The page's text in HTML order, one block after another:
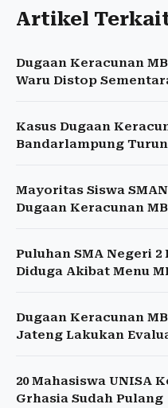
Artikel
Dugaan Keracunan
Waru Distop
Kasus Dugaan
Bandarlampung
Mayoritas Siswa
Dugaan Keracunan
Puluhan SMA Negeri
Diduga Akibat Menu
Dugaan Keracunan
Jateng Lakukan
20 Mahasiswa UNISA
Grhasia Sudah Pulang